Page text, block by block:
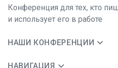
Конференция для тех, кто
и использует его в работе
НАШИ КОНФЕРЕНЦИИ
НАВИГАЦИЯ